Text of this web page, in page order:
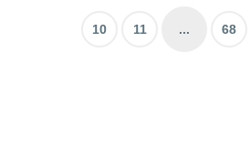
10 11 ... 68